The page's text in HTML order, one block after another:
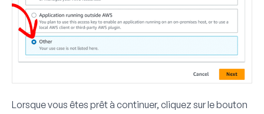
Lorsque vous êtes prêt à continuer, cliquez sur le bouton